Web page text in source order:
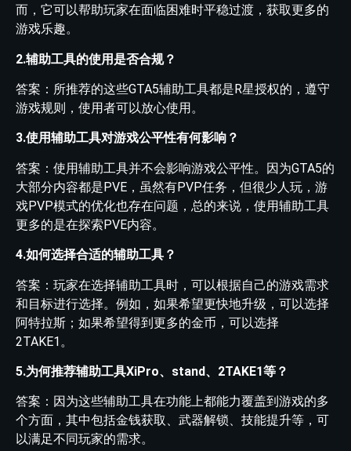
而，它可以帮助玩家在面临困难时平稳过渡，获取更多的
游戏乐趣。
2.辅助工具的使用是否合规？
答案：所推荐的这些GTA5辅助工具都是R星授权的，遵守
游戏规则，使用者可以放心使用。
3.使用辅助工具对游戏公平性有何影响？
答案：使用辅助工具并不会影响游戏公平性。因为GTA5的
大部分内容都是PVE，虽然有PVP任务，但很少人玩，游
戏PVP模式的优化也存在问题，总的来说，使用辅助工具
更多的是在探索PVE内容。
4.如何选择合适的辅助工具？
答案：玩家在选择辅助工具时，可以根据自己的游戏需求
和目标进行选择。例如，如果希望更快地升级，可以选择
阿特拉斯；如果希望得到更多的金币，可以选择
2TAKE1。
5.为何推荐辅助工具XiPro、stand、2TAKE1等？
答案：因为这些辅助工具在功能上都能力覆盖到游戏的多
个方面，其中包括金钱获取、武器解锁、技能提升等，可
以满足不同玩家的需求。